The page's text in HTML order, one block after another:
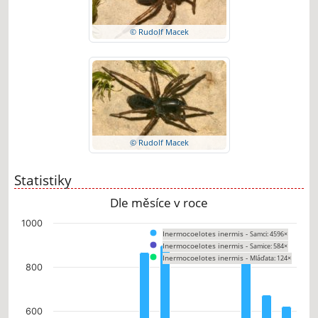
© Rudolf Macek
© Rudolf Macek
Statistiky
Dle měsíce v roce
Chart
The chart has 1 X axis displaying categories.
The chart has 1 Y axis displaying values. Data ranges from 0 to 900.
Inermocoelotes inermis - Samci: 4596×
Inermocoelotes inermis - Samice: 584×
Inermocoelotes inermis - Mláďata: 124×
600
800
1000